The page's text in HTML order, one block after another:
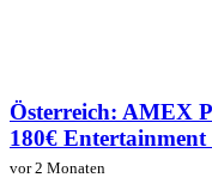
Österreich: AMEX
180€
vor 2 Monaten